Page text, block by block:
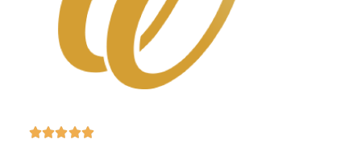
